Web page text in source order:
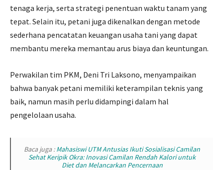
tenaga kerja, serta strategi penentuan waktu tanam yang
tepat. Selain itu, petani juga dikenalkan dengan metode
sederhana pencatatan keuangan usaha tani yang dapat
membantu mereka memantau arus biaya dan keuntungan.
Perwakilan tim PKM, Deni Tri Laksono, menyampaikan
bahwa banyak petani memiliki keterampilan teknis yang
baik, namun masih perlu didampingi dalam hal
pengelolaan usaha.
Baca juga :Mahasiswi UTM Antusias Ikuti Sosialisasi Camilan
Sehat Keripik Okra: Inovasi Camilan Rendah Kalori untuk
Diet dan Melancarkan Pencernaan